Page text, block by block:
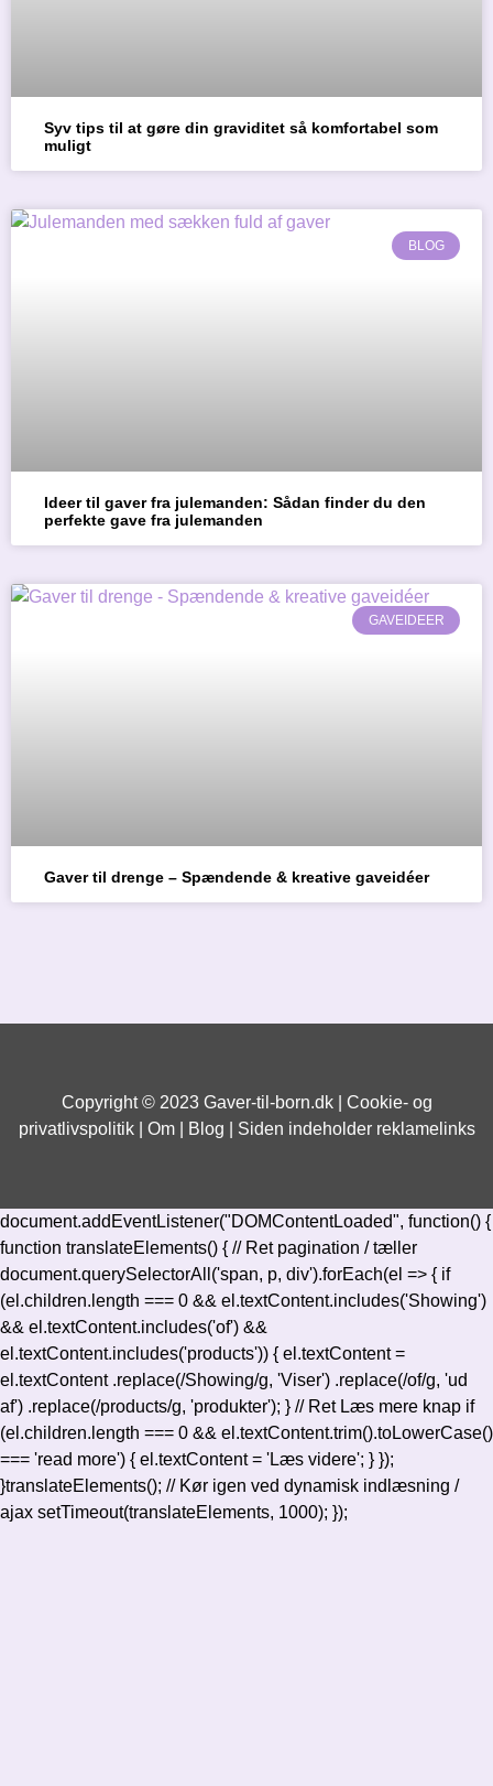
Syv tips til at gøre din graviditet så komfortabel som
muligt
BLOG
Ideer til gaver fra julemanden: Sådan finder du den
perfekte gave fra julemanden
GAVEIDEER
Gaver til drenge – Spændende & kreative gaveidéer
Copyright © 2023 Gaver-til-born.dk | Cookie- og
privatlivspolitik| Om | Blog | Siden indeholder reklamelinks
document.addEventListener("DOMContentLoaded", function() {
function translateElements() { // Ret pagination / tæller
document.querySelectorAll('span, p, div').forEach(el => { if
(el.children.length === 0 && el.textContent.includes('Showing')
&& el.textContent.includes('of') &&
el.textContent.includes('products')) { el.textContent =
el.textContent .replace(/Showing/g, 'Viser') .replace(/of/g, 'ud
af') .replace(/products/g, 'produkter'); } // Ret Læs mere knap if
(el.children.length === 0 && el.textContent.trim().toLowerCase()
=== 'read more') { el.textContent = 'Læs videre'; } });
}translateElements(); // Kør igen ved dynamisk indlæsning /
ajax setTimeout(translateElements, 1000); });